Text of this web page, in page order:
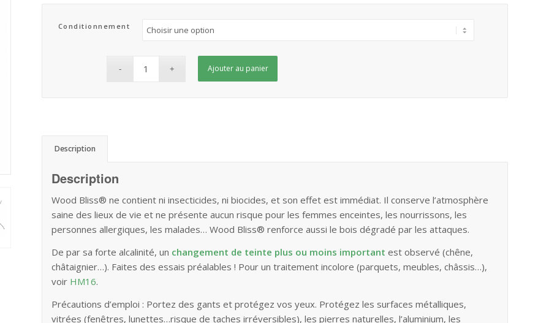
Conditionnement
Ajouter au panier
Description
Description
Wood Bliss® ne contient ni insecticides, ni biocides, et son effet est immédiat. Il conserve l’atmosphère
saine des lieux de vie et ne présente aucun risque pour les femmes enceintes, les nourrissons, les
personnes allergiques, les malades… Wood Bliss® renforce aussi le bois dégradé par les attaques.
De par sa forte alcalinité, un changement de teinte plus ou moins important est observé (chêne,
châtaignier…). Faites des essais préalables ! Pour un traitement incolore (parquets, meubles, châssis…),
voir HM16.
Précautions d’emploi : Portez des gants et protégez vos yeux. Protégez les surfaces métalliques,
vitrées (fenêtres, lunettes…risque de taches irréversibles), les pierres naturelles, l’aluminium, les